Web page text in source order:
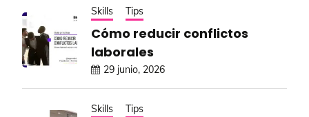
Skills Tips
Cómo reducir conflictos
laborales
29 junio, 2026
Skills Tips